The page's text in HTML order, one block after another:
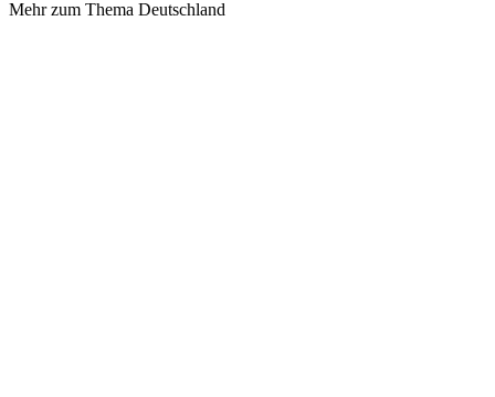
Mehr zum Thema Deutschland